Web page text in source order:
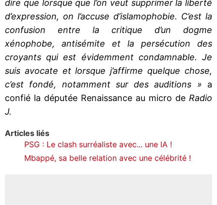
dire que lorsque que l’on veut supprimer la liberté
d’expression, on l’accuse d’islamophobie. C’est la
confusion entre la critique d’un dogme
xénophobe, antisémite et la persécution des
croyants qui est évidemment condamnable. Je
suis avocate et lorsque j’affirme quelque chose,
c’est fondé, notamment sur des auditions » a
confié la députée Renaissance au micro de Radio
J.
Articles liés
PSG : Le clash surréaliste avec... une IA !
Mbappé, sa belle relation avec une célébrité !